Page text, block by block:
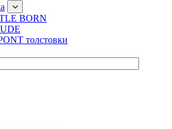
BORN
толстовки